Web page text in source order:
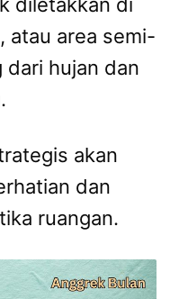
atau area semi-
hujan dan
akan
dan
ruangan.